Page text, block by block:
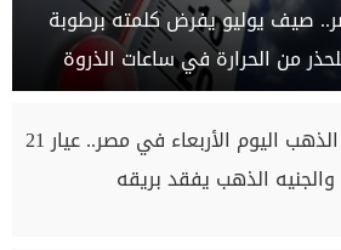
صيف يوليو يفرض كلمته برطوبة
من الحرارة في ساعات الذروة
أسعار الذهب اليوم الأربعاء في مصر.. عيار 21
والجنيه الذهب يفقد بريقه